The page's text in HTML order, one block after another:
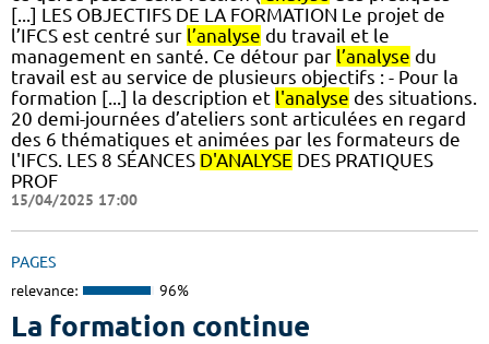
[...] LES OBJECTIFS DE LA FORMATION Le projet de
l’IFCS est centré sur l’analyse du travail et le
management en santé. Ce détour par l’analyse du
travail est au service de plusieurs objectifs : - Pour la
formation [...] la description et l'analyse des situations.
20 demi-journées d’ateliers sont articulées en regard
des 6 thématiques et animées par les formateurs de
l'IFCS. LES 8 SÉANCES D'ANALYSE DES PRATIQUES
PROF
15/04/2025 17:00
PAGES
relevance: 96%
La formation continue